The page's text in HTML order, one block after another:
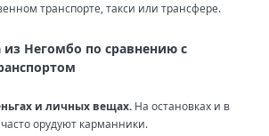
транспорте, такси или трансфере.
Негомбо по сравнению с
и личных вещах. На остановках и в
орудуют карманники.